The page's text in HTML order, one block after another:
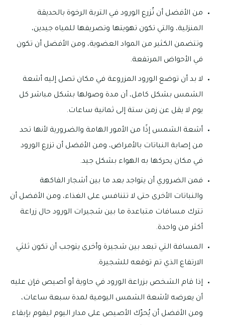
من الأفضل أن تُزرع الورود في التربة الرخوة بالحديقة
المنزلية، والتي تكون تهويتها وتصريفها للمياه جيدين،
وتتضمن الكثير من المواد العضوية، ومن الأفضل أن تكون
في الأحواض المرتفعة.
لا بد أن توضع الورود المزروعة في مكان تصل إليه أشعة
الشمس بشكل كامل، أن مدة وصولها بشكل مباشر كل
يوم لا يقل عن زمن ستة إلى ثمانية ساعات.
أشعة الشمس إذًا من الأمور الهامة والضرورية لأنها تحد
من إصابة النباتات بالأمراض، ومن الأفضل أن تزرع الورود
في مكان يحركها به الهواء بشكل جيد.
فمن الضروري أن يتواجد بعد ما بين أشجار الفاكهة
والنباتات الأخرى حتى لا تتنافس على الغذاء، ومن الأفضل أن
تترك مسافات متباعدة ما بين شجيرات الورود حال زراعة
أكثر من واحدة.
المسافة التي تبعد بين شجيرة وأخرى يتوجب أن تكون ثلثي
الارتفاع الذي تم توقعه للشجيرة.
إذا قام الشخص بزراعة الورود في حاوية أو أصيص فإن عليه
أن يعرضه لأشعة الشمس اليومية لمدة سبعة ساعات،
ومن الأفضل أن يُحرّك الأصيص على مدار اليوم ليقوم بإبقاء